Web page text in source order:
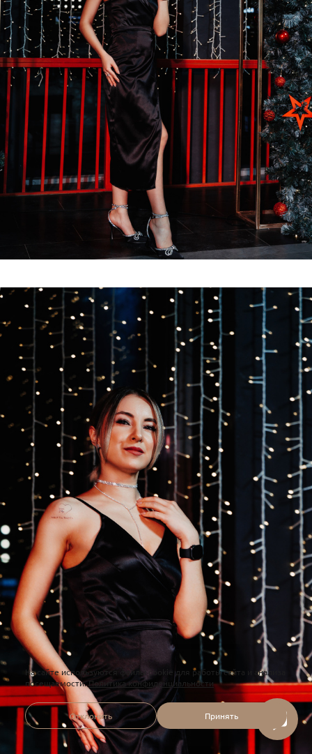
На сайте используются файлы cookie для работы сайта и анализа
посещаемости.Политика конфиденциальности
Отклонить Принять